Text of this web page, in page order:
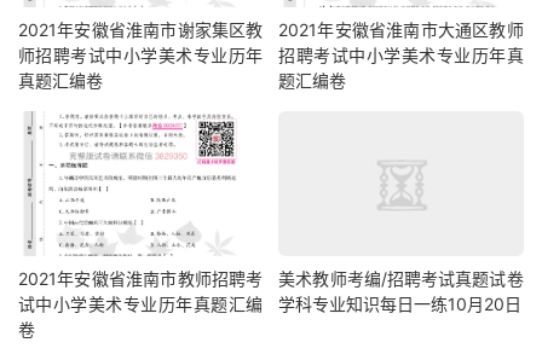
2021年安徽省淮南市谢家集区教
师招聘考试中小学美术专业历年
真题汇编卷
2021年安徽省淮南市大通区教师
招聘考试中小学美术专业历年真
题汇编卷
2021年安徽省淮南市教师招聘考
试中小学美术专业历年真题汇编
卷
美术教师考编/招聘考试真题试卷
学科专业知识每日一练10月20日